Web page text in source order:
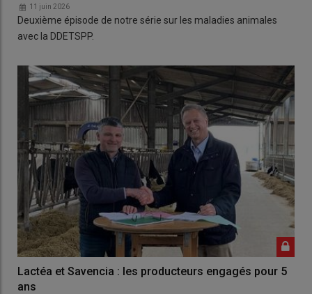
11 juin 2026
Deuxième épisode de notre série sur les maladies animales
avec la DDETSPP.
Lactéa et Savencia : les producteurs engagés pour 5
ans